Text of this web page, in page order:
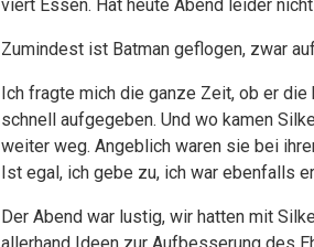
viert Essen. Hat heute Abend leider
Zumindest ist Batman geflogen, zwar
Ich fragte mich die ganze Zeit, ob er
schnell aufgegeben. Und wo kamen
weiter weg. Angeblich waren sie bei
Ist egal, ich gebe zu, ich war ebenfalls
Der Abend war lustig, wir hatten mit